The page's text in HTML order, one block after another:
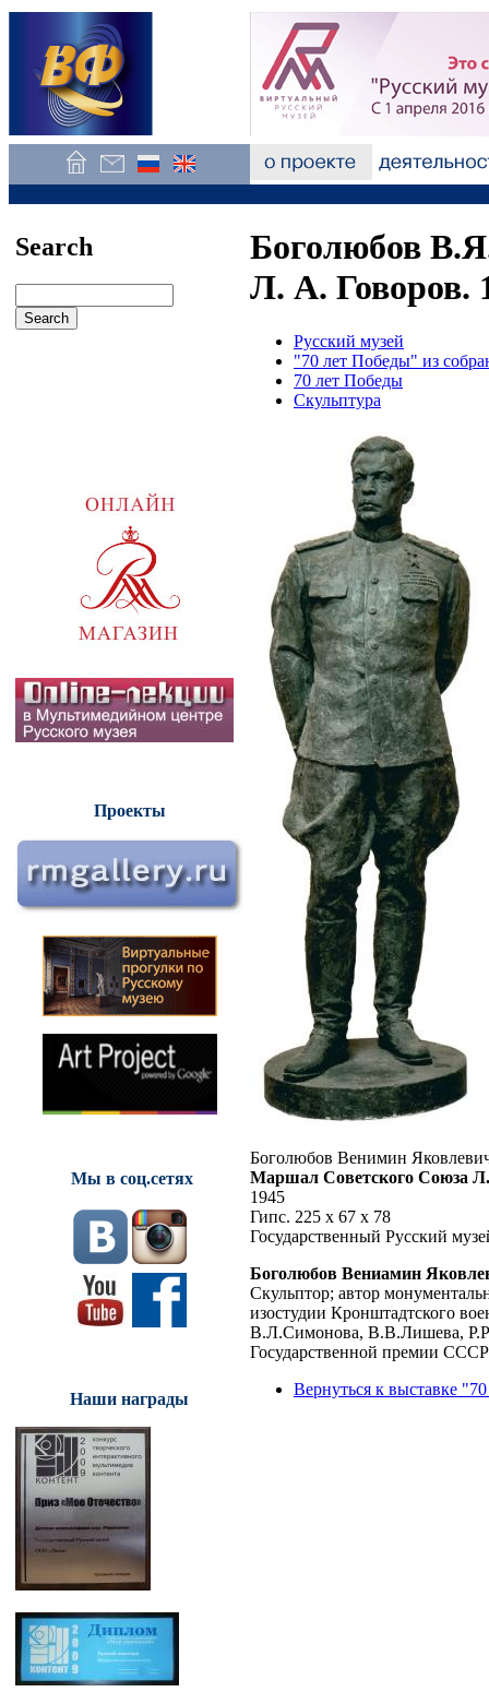
Search
Проекты
Мы в соц.сетях
Наши награды
Боголюбов
Л. А. Говоров.
Русский музей
"70 лет Победы" из
70 лет Победы
Скульптура
Боголюбов Венимин
Маршал Советского Союза
1945
Гипс. 225 х 67 х 78
Государственный Русский
Боголюбов Вениамин
Скульптор; автор
изостудии Кронштадтского
В.Л.Симонова, В.В.Лишева,
Государственной премии
Вернуться к выставке